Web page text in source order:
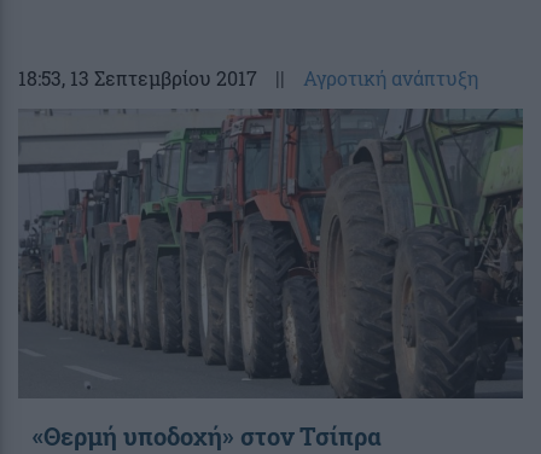
18:53, 13 Σεπτεμβρίου 2017 || Αγροτική ανάπτυξη
«Θερμή υποδοχή» στον Τσίπρα